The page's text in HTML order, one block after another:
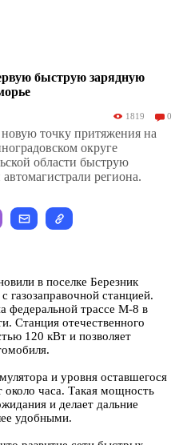
быструю зарядную
1819 0
точку притяжения на
округе
области быструю
региона.
в поселке Березник
газозаправочной станцией.
федеральной трассе М-8 в
Станция отечественного
120 кВт и позволяет
и уровня оставшегося
около часа. Такая мощность
и делает дальние
удобными.